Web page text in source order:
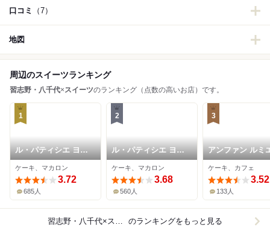
口コミ （7）
地図
周辺のスイーツランキング
習志野・八千代×スイーツのランキング（点数の高いお店）です。
1
ル・パティシエ ヨコ
ヤマ 谷津店
ケーキ、マカロン
3.72
685人
2
ル・パティシエ ヨコ
ヤマ 京成大久保店
ケーキ、マカロン
3.68
560人
3
アンファン ルミ
ル 八千代台店
ケーキ、カフェ
3.52
133人
習志野・八千代×スイーツ のランキングをもっと見る